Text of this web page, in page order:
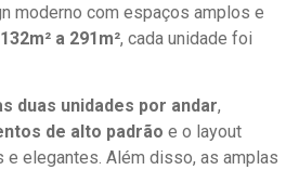
moderno com espaços amplos e
132m² a 291m², cada unidade foi
duas unidades por andar,
de alto padrão e o layout
e elegantes. Além disso, as amplas